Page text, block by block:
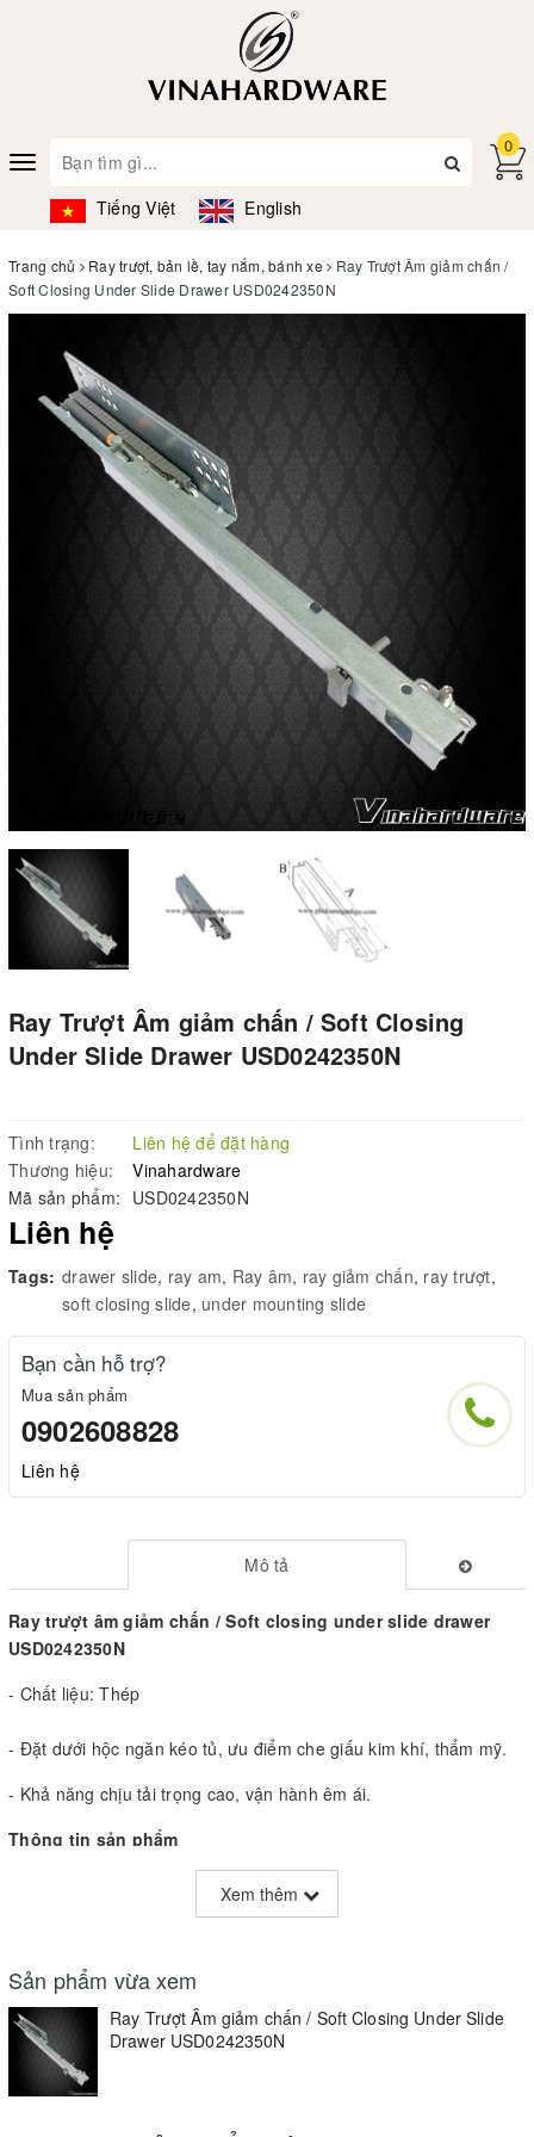
Toggle
navigation
Tiếng Việt English
0
Trang chủ Ray trượt, bản lề, tay nắm, bánh xe
Ray Trượt Âm giảm chấn /
Soft Closing Under Slide Drawer USD0242350N
Ray Trượt Âm giảm chấn / Soft Closing
Under Slide Drawer USD0242350N
Tình trạng:
Liên hệ để đặt hàng
Thương hiệu:
Vinahardware
Mã sản phẩm: USD0242350N
Liên hệ
Tags: drawer slide, ray am, Ray âm, ray giảm chấn, ray trượt,
soft closing slide, under mounting slide
Bạn cần hỗ trợ?
Mua sản phẩm
0902608828
Liên hệ
Mô tả
Ray trượt âm giảm chấn / Soft closing under slide drawer
USD0242350N
- Chất liệu: Thép
- Đặt dưới hộc ngăn kéo tủ, ưu điểm che giấu kim khí, thẩm mỹ.
- Khả năng chịu tải trọng cao, vận hành êm ái.
Thông tin sản phẩm
- Kích thước: thông tin đính kèm
- Bản rộng: 42mm
- Màu sắc: Thép mạ kẽm
Tên sản phẩm/Items
Xem thêm
Sản phẩm vừa xem
Ray Trượt Âm giảm chấn / Soft Closing Under Slide
Drawer USD0242350N